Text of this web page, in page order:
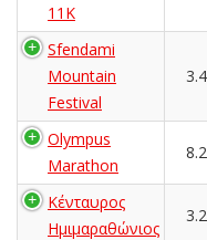
11K
Sfendami
Mountain
Festival
Olympus
Marathon
Κένταυρος
Ημιμαραθώνιος